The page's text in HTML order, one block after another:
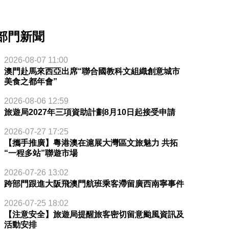
門新聞
2026-08-07 11:00
澳門赴馬來西亞出席“聯合國教科文組織創意城市
美食之都年會”
2026-08-06 12:59
旅遊局2027年三項資助計劃8月10日起接受申請
2026-07-27 17:25
【攜手推廣】粵港澳在滬展大灣區文旅魅力 共拓
“一程多站”聯遊市場
2026-07-26 13:02
跨部門跟進大阪飛澳門航班乘客滯留廣西南寧事件
2026-07-25 18:02
【注意安全】旅遊局提醒旅客密切留意颱風資訊及
活動安排